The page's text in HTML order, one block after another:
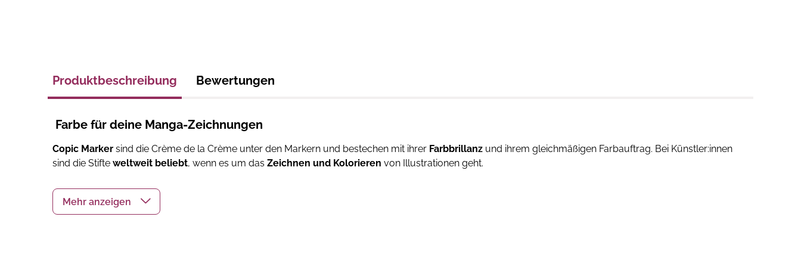
Produktbeschreibung Bewertungen
Farbe für deine Manga-Zeichnungen
Copic Marker sind die Crème de la Crème unter den Markern und bestechen mit ihrer Farbbrillanz und ihrem gleichmäßigen Farbauftrag. Bei Künstler:innen
sind die Stifte weltweit beliebt, wenn es um das Zeichnen und Kolorieren von Illustrationen geht.
In diesem anschaulichen
führen dich Schritt für Schritt von den ersten Strichen bis hin zu anschaulichen Anleitungen, wie du tolle Effekte und